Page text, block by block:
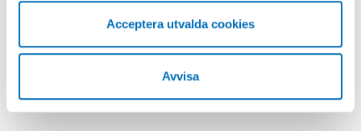
Acceptera utvalda cookies
Avvisa
Fakta
Vilhjálmur Árnason är motorn bakom förslaget att
slopa alkoholmonopolet på Island.